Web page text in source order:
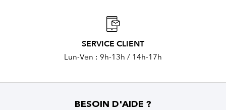
SERVICE CLIENT
Lun-Ven : 9h-13h / 14h-17h
BESOIN D'AIDE ?